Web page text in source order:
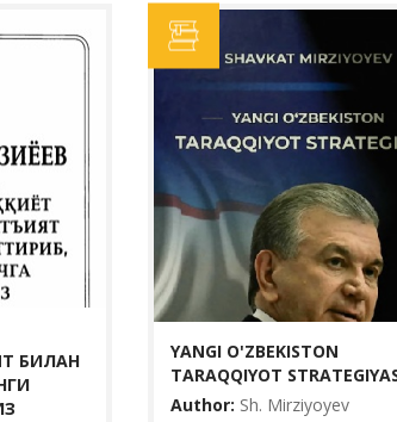
БИЛАН
ТАРАҚҚИЁТ ЙЎЛИМИЗНИ
БИЛАН ДАВОМ ЭТТИРИБ,
КЎТАРАМИЗ
Президенти Шавкат
1-жилдидан давлатимиз
2016-2017 йилларда Олий Мажлис
ва Сенатининг қўшма м...
YANGI O'ZBEKISTON
TARAQQIYOT
Author: Sh. Mirziyoyev
YANGI
STRATEGIYASI
Author:Sh.
Ko‘rishlar:22
Kitobning ushbu
paytida xalq bilan
muxum fikr
taraqq...
BATAFSIL...